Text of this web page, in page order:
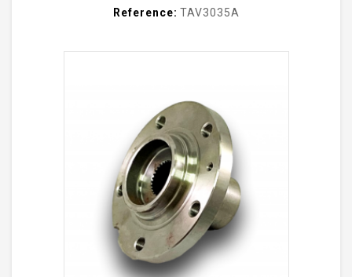
Reference: TAV3035A